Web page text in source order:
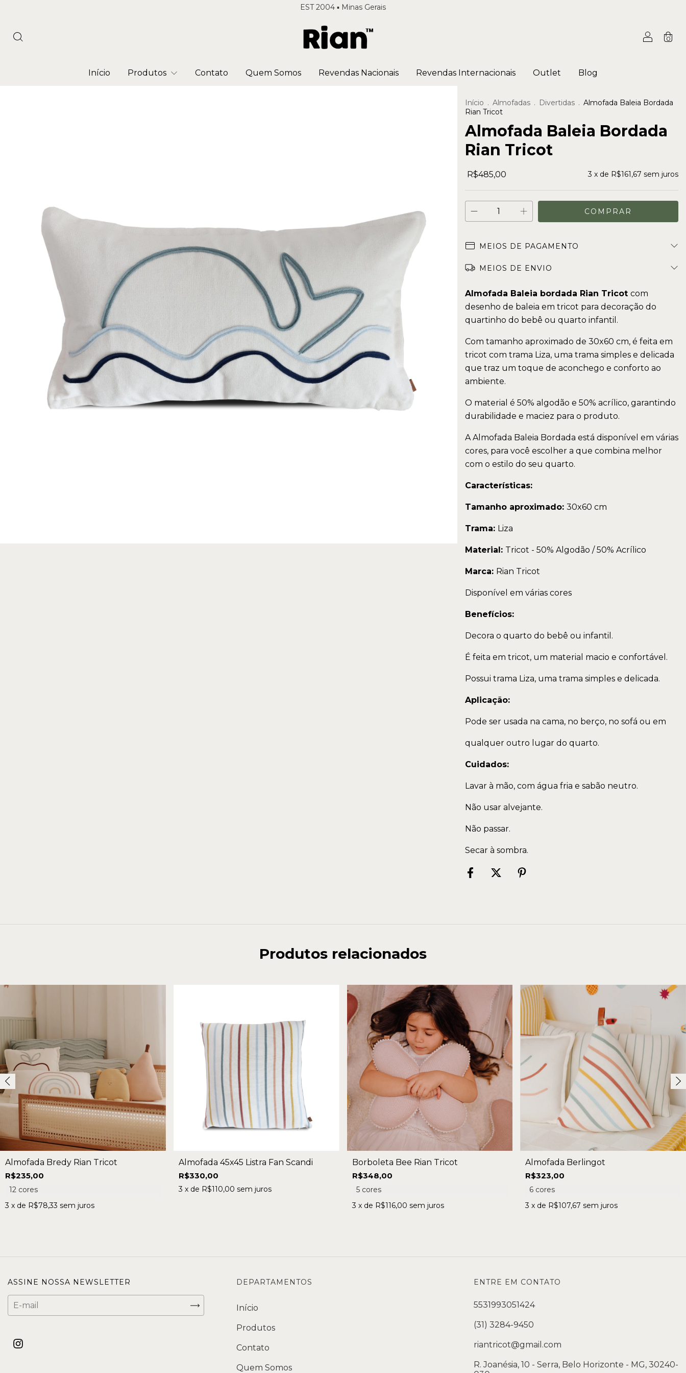
EST 2004 ▪️ Minas Gerais
0
Início Produtos Contato Quem Somos Revendas Nacionais Revendas Internacionais Outlet Blog
Início . Almofadas . Divertidas . Almofada Baleia Bordada
Rian Tricot
Almofada Baleia Bordada
Rian Tricot
R$485,00 3 x de R$161,67 sem juros
MEIOS DE PAGAMENTO
MEIOS DE ENVIO
Almofada Baleia bordada Rian Tricot com
desenho de baleia em tricot para decoração do
quartinho do bebê ou quarto infantil.
Com tamanho aproximado de 30x60 cm, é feita em
tricot com trama Liza, uma trama simples e delicada
que traz um toque de aconchego e conforto ao
ambiente.
O material é 50% algodão e 50% acrílico, garantindo
durabilidade e maciez para o produto.
A Almofada Baleia Bordada está disponível em várias
cores, para você escolher a que combina melhor
com o estilo do seu quarto.
Características:
Tamanho aproximado: 30x60 cm
Trama: Liza
Material: Tricot - 50% Algodão / 50% Acrílico
Marca: Rian Tricot
Disponível em várias cores
Benefícios:
Decora o quarto do bebê ou infantil.
É feita em tricot, um material macio e confortável.
Possui trama Liza, uma trama simples e delicada.
Aplicação:
Pode ser usada na cama, no berço, no sofá ou em
qualquer outro lugar do quarto.
Cuidados:
Lavar à mão, com água fria e sabão neutro.
Não usar alvejante.
Não passar.
Secar à sombra.
Produtos relacionados
Almofada Bredy Rian Tricot
R$235,00
12 cores
3 x de R$78,33 sem juros
Almofada 45x45 Listra Fan Scandi
R$330,00
3 x de R$110,00 sem juros
Borboleta Bee Rian Tricot
R$348,00
5 cores
3 x de R$116,00 sem juros
Almofada Berlingot
R$323,00
6 cores
3 x de R$107,67 sem juros
ASSINE NOSSA NEWSLETTER DEPARTAMENTOS
Início
Produtos
Contato
Quem Somos
ENTRE EM CONTATO
5531993051424
(31) 3284-9450
riantricot@gmail.com
R. Joanésia, 10 - Serra, Belo Horizonte - MG, 30240-